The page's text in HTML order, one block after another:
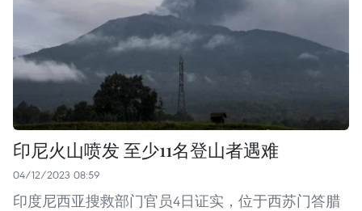
印尼火山喷发 至少11名登山者遇难
04/12/2023 08:59
印度尼西亚搜救部门官员4日证实，位于西苏门答腊